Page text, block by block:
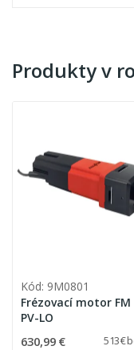
Produkty v
Kód: 9M0801
Frézovací motor FM
PV-LO
630,99 € 513 €